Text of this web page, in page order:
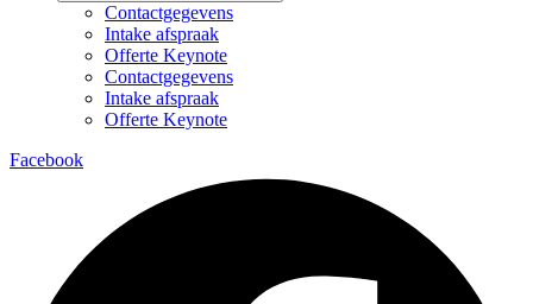
Contactgegevens
Intake afspraak
Offerte Keynote
Contactgegevens
Intake afspraak
Offerte Keynote
Facebook